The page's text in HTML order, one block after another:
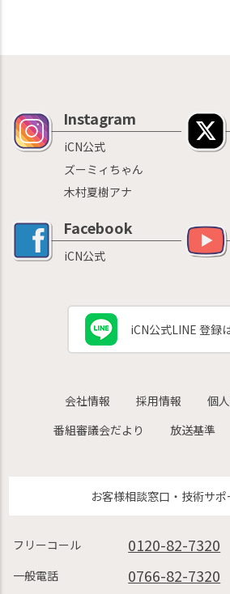
Instagram
iCN公式
ズーミィちゃん
木村夏樹アナ
Facebook
iCN公式
iCN公式LINE 登録
会社情報 採用情報
個
番組審議会だより
放送基準
お客様相談窓口・技術サ
フリーコール 0120-82-7320
一般電話 0766-82-7320